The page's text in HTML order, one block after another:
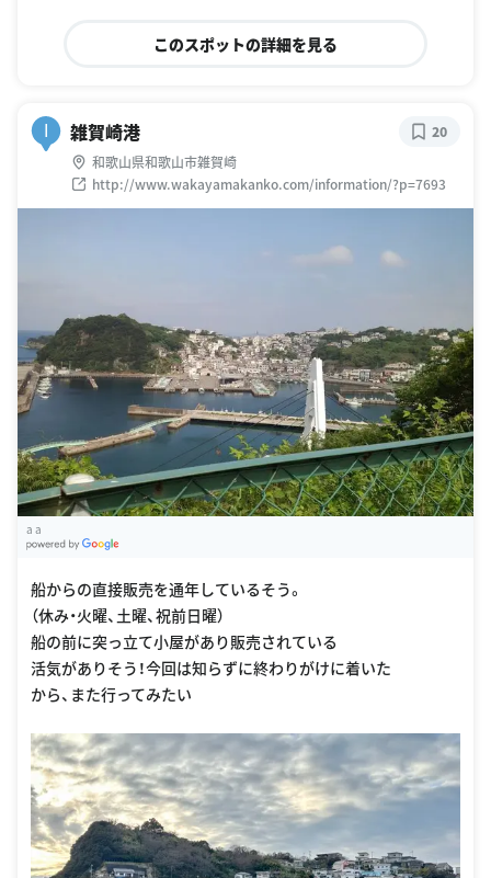
このスポットの詳細を見る
雑賀崎港
和歌山県和歌山市雑賀崎
http://www.wakayamakanko.com/information/?p=7693
20
a a
船からの直接販売を通年しているそう。
（休み・火曜、土曜、祝前日曜）
船の前に突っ立て小屋があり販売されている
活気がありそう！今回は知らずに終わりがけに着いた
から、また行ってみたい